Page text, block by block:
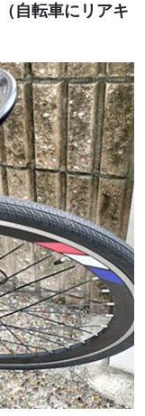
自転車にリアキ